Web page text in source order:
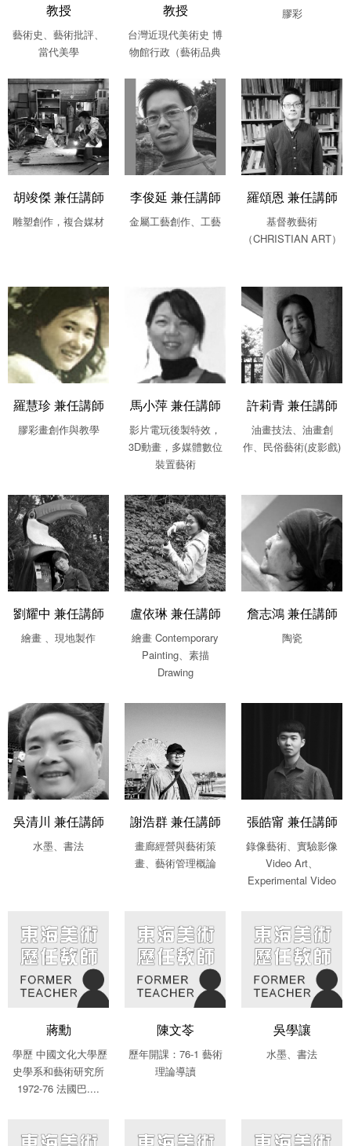
教授
藝術史、藝術批評、
當代美學
教授
台灣近現代美術史 博
物館行政（藝術品典
膠彩
胡竣傑 兼任講師
雕塑創作，複合媒材
李俊延 兼任講師
金屬工藝創作、工藝
羅頌恩 兼任講師
基督教藝術
（CHRISTIAN ART）
羅慧珍 兼任講師
膠彩畫創作與教學
馬小萍 兼任講師
影片電玩後製特效，
3D動畫，多媒體數位
裝置藝術
許莉青 兼任講師
油畫技法、油畫創
作、民俗藝術(皮影戲)
劉耀中 兼任講師
繪畫 、現地製作
盧依琳 兼任講師
繪畫 Contemporary
Painting、素描
Drawing
詹志鴻 兼任講師
陶瓷
吳清川 兼任講師
水墨、書法
謝浩群 兼任講師
畫廊經營與藝術策
畫、藝術管理概論
張皓甯 兼任講師
錄像藝術、實驗影像
Video Art、
Experimental Video
蔣勳
學歷 中國文化大學歷
史學系和藝術研究所
1972-76 法國巴....
陳文苓
歷年開課：76-1 藝術
理論導讀
吳學讓
水墨、書法